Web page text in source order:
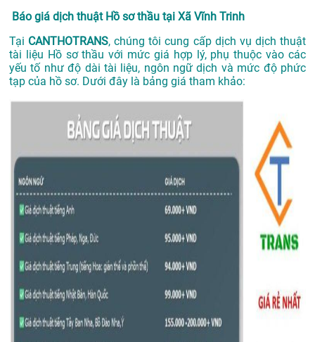
Báo giá dịch thuật Hồ sơ thầu tại Xã Vĩnh Trinh
Tại CANTHOTRANS, chúng tôi cung cấp dịch vụ dịch thuật
tài liệu Hồ sơ thầu với mức giá hợp lý, phụ thuộc vào các
yếu tố như độ dài tài liệu, ngôn ngữ dịch và mức độ phức
tạp của hồ sơ. Dưới đây là bảng giá tham khảo: